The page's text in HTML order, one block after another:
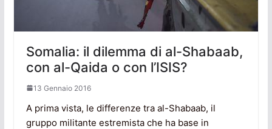
Somalia: il dilemma di al-Shabaab,
con al-Qaida o con l’ISIS?
13 Gennaio 2016
A prima vista, le differenze tra al-Shabaab, il
gruppo militante estremista che ha base in